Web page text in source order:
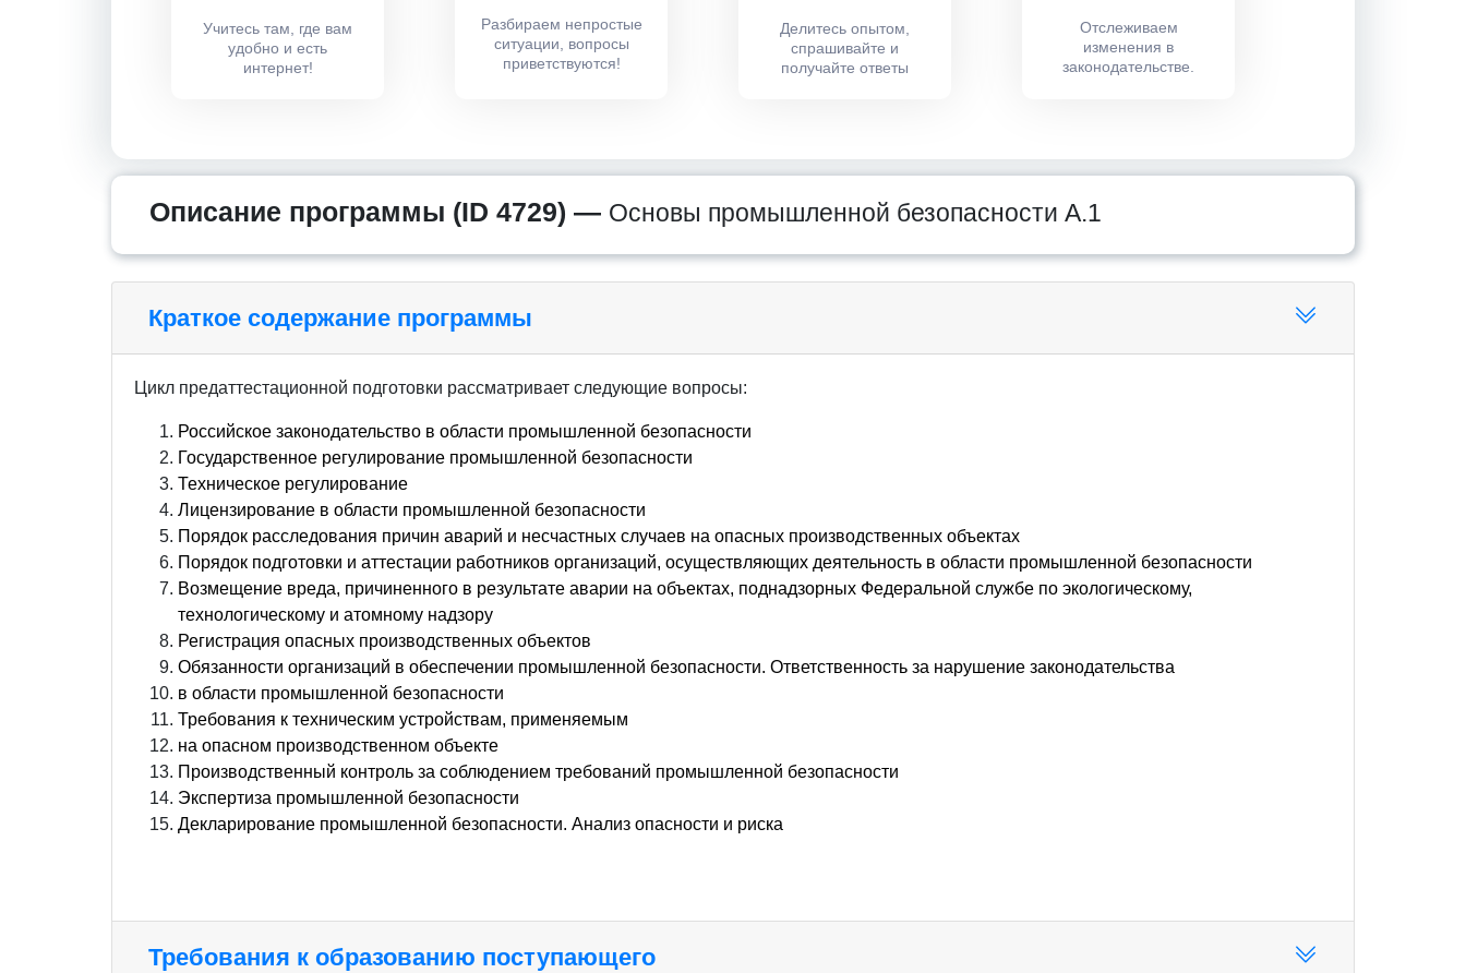
Учитесь там, где вам
удобно и есть
интернет!
Разбираем непростые
ситуации, вопросы
приветствуются!
Делитесь опытом,
спрашивайте и
получайте ответы
Отслеживаем
изменения в
законодательстве.
Описание программы (ID 4729) — Основы промышленной безопасности А.1
Краткое содержание программы
Цикл предаттестационной подготовки рассматривает следующие вопросы:
Российское законодательство в области промышленной безопасности
Государственное регулирование промышленной безопасности
Техническое регулирование
Лицензирование в области промышленной безопасности
Порядок расследования причин аварий и несчастных случаев на опасных производственных объектах
Порядок подготовки и аттестации работников организаций, осуществляющих деятельность в области промышленной безопасности
Возмещение вреда, причиненного в результате аварии на объектах, поднадзорных Федеральной службе по экологическому,
технологическому и атомному надзору
Регистрация опасных производственных объектов
Обязанности организаций в обеспечении промышленной безопасности. Ответственность за нарушение законодательства
в области промышленной безопасности
Требования к техническим устройствам, применяемым
на опасном производственном объекте
Производственный контроль за соблюдением требований промышленной безопасности
Экспертиза промышленной безопасности
Декларирование промышленной безопасности. Анализ опасности и риска
Требования к образованию поступающего